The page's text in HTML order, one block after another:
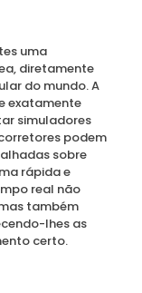
uma
diretamente
do mundo. A
exatamente
simuladores
podem
sobre
rápida e
real não
também
lhes as
certo.